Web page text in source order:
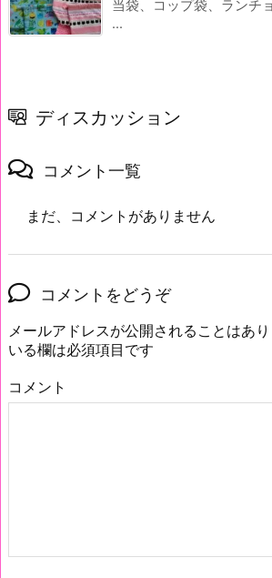
当袋、コップ袋、ランチ
...
ディスカッション
コメント一覧
まだ、コメントがありません
コメントをどうぞ
メールアドレスが公開されることはあり
いる欄は必須項目です
コメント